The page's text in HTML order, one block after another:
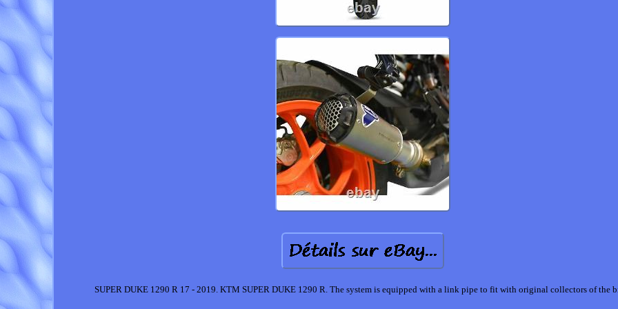
SUPER DUKE 1290 R 17 - 2019. KTM SUPER DUKE 1290 R. The system is equipped with a link pipe to fit with original collectors of the